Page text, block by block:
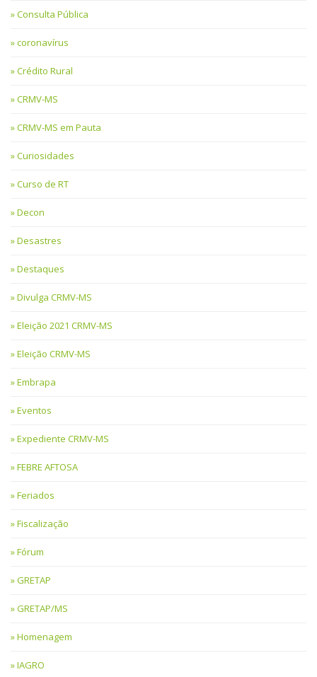
Consulta Pública
coronavírus
Crédito Rural
CRMV-MS
CRMV-MS em Pauta
Curiosidades
Curso de RT
Decon
Desastres
Destaques
Divulga CRMV-MS
Eleição 2021 CRMV-MS
Eleição CRMV-MS
Embrapa
Eventos
Expediente CRMV-MS
FEBRE AFTOSA
Feriados
Fiscalização
Fórum
GRETAP
GRETAP/MS
Homenagem
IAGRO